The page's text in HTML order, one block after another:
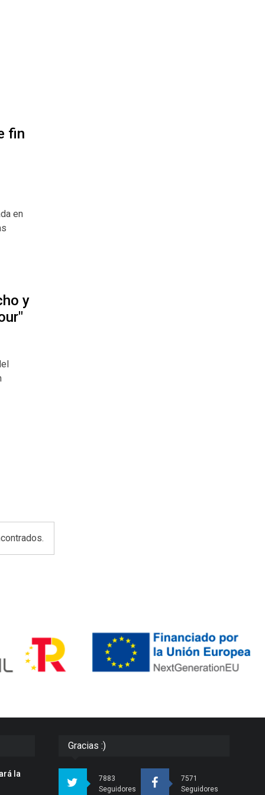
fin
en
y
la
Gracias :)
7883
Seguidores
7571
Seguidores